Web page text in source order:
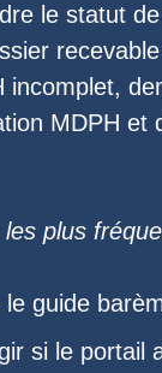
le statut
incomplet,
MDPH et
plus
le guide
si le portail